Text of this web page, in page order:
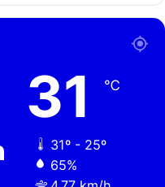
31 ℃
31º - 25º
65%